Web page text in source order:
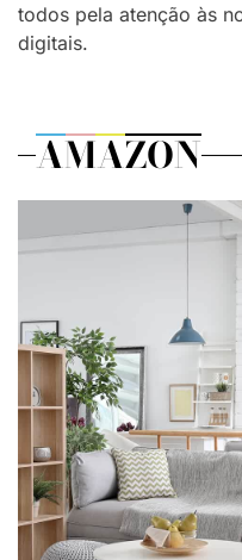
todos pela atenção às
digitais.
AMAZON